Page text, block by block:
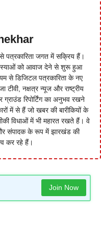
जगत में सक्रिय हैं।
को आवाज देने से शुरू हुआ
डिजिटल पत्रकारिता के नए
टीवी, नक्षत्र न्यूज और राष्ट्रीय
रिपोर्टिंग का अनुभव रखने
में से हैं जो खबर की बारीकियों के
विधाओं में भी महारत रखते हैं। वे
संपादक के रूप में झारखंड की
कर रहे हैं।
Join Now